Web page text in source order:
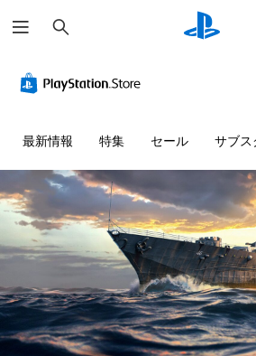
索
最新情報 特集 セール サブス